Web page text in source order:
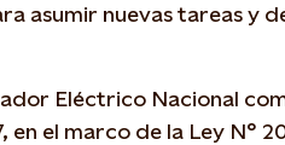
asumir nuevas tareas y
Eléctrico Nacional
en el marco de la Ley N°